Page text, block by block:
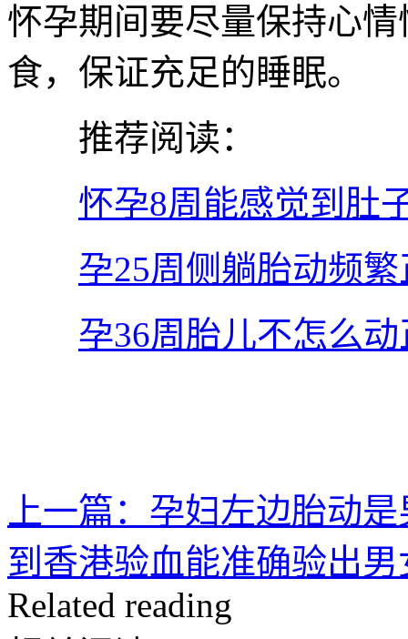
怀孕期间要尽量保持心
食，保证充足的睡眠。
推荐阅读：
怀孕8周能感觉到肚
孕25周侧躺胎动频繁
孕36周胎儿不怎么动
上一篇：孕妇左边胎动
到香港验血能准确验出男
Related reading